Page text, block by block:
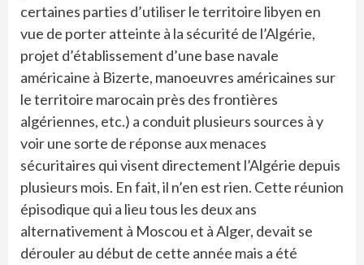
certaines parties d’utiliser le territoire libyen en
vue de porter atteinte à la sécurité de l’Algérie,
projet d’établissement d’une base navale
américaine à Bizerte, manoeuvres américaines sur
le territoire marocain près des frontières
algériennes, etc.) a conduit plusieurs sources à y
voir une sorte de réponse aux menaces
sécuritaires qui visent directement l’Algérie depuis
plusieurs mois. En fait, il n’en est rien. Cette réunion
épisodique qui a lieu tous les deux ans
alternativement à Moscou et à Alger, devait se
dérouler au début de cette année mais a été